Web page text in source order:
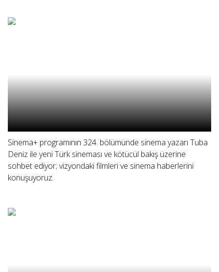
Sinema+ programının 324. bölümünde sinema yazarı Tuba
Deniz ile yeni Türk sineması ve kötücül bakış üzerine
sohbet ediyor; vizyondaki filmleri ve sinema haberlerini
konuşuyoruz.